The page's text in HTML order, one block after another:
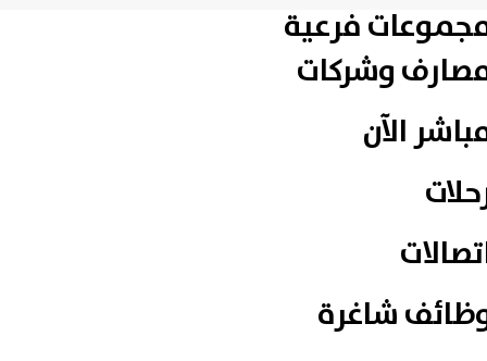
فرعية
وشركات
الآن
شاغرة